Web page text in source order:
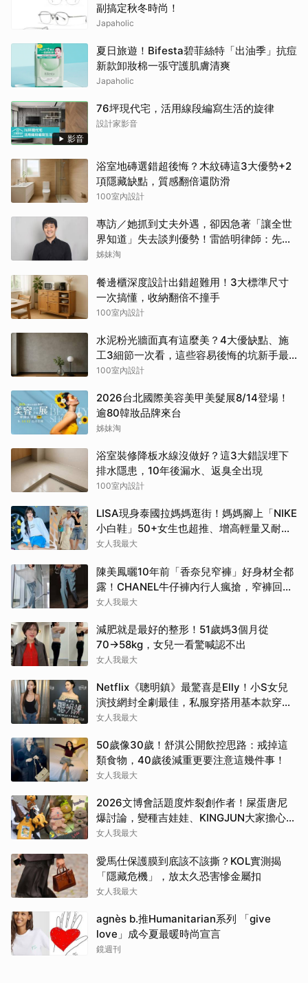
副搞定秋冬時尚！
Japaholic
夏日旅遊！Bifesta碧菲絲特「出油季」抗痘
新款卸妝棉一張守護肌膚清爽
Japaholic
影音
76坪現代宅，活用線段編寫生活的旋律
設計家影音
浴室地磚選錯超後悔？木紋磚這3大優勢+2
項隱藏缺點，質感翻倍還防滑
100室內設計
專訪／她抓到丈夫外遇，卻因急著「讓全世
界知道」失去談判優勢！雷皓明律師：先守
住證據，才有選擇
姊妹淘
餐邊櫃深度設計出錯超難用！3大標準尺寸
一次搞懂，收納翻倍不撞手
100室內設計
水泥粉光牆面真有這麼美？4大優缺點、施
工3細節一次看，這些容易後悔的坑新手最
常踩
100室內設計
2026台北國際美容美甲美髮展8/14登場！
逾80韓妝品牌來台
姊妹淘
浴室裝修降板水線沒做好？這3大錯誤埋下
排水隱患，10年後漏水、返臭全出現
100室內設計
LISA現身泰國拉媽媽逛街！媽媽腳上「NIKE
小白鞋」50+女生也超推、增高輕量又耐
走！
女人我最大
陳美鳳曬10年前「香奈兒窄褲」好身材全都
露！CHANEL牛仔褲內行人瘋搶，窄褲回歸
必看這幾條
女人我最大
減肥就是最好的整形！51歲媽3個月從
70→58kg，女兒一看驚喊認不出
女人我最大
Netflix《聰明鎮》最驚喜是Elly！小S女兒
演技網封全劇最佳，私服穿搭用基本款穿出
高級感
女人我最大
50歲像30歲！舒淇公開飲控思路：戒掉這
類食物，40歲後減重更要注意這幾件事！
女人我最大
2026文博會話題度炸裂創作者！屎蛋唐尼
爆討論，變種吉娃娃、KINGJUN大家擔心買
不到
女人我最大
愛馬仕保護膜到底該不該撕？KOL實測揭
「隱藏危機」，放太久恐害慘金屬扣
女人我最大
agnès b.推Humanitarian系列 「give
love」成今夏最暖時尚宣言
鏡週刊